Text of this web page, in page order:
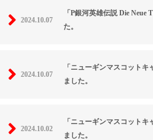
2024.10.07
「P銀河英雄伝説 Die Neue
た。
2024.10.07
「ニューギンマスコット
ました。
2024.10.02
「ニューギンマスコット
ました。